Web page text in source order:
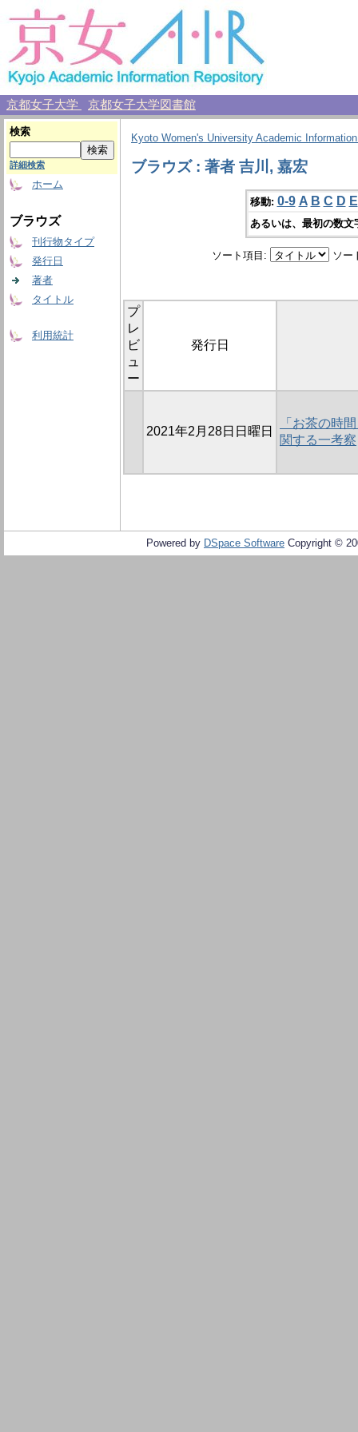
京都女子大学 京都女子大学図書館
検索
詳細検索
ホーム
ブラウズ
刊行物タイプ
発行日
著者
タイトル
利用統計
Kyoto Women's University Academic
ブラウズ : 著者 吉川, 嘉宏
移動: 0-9 A B C D E
あるいは、最初の数
ソート項目: ソー
プ
レ
ビ
ュ
ー
発行日
2021年2月28日日曜日
「お茶の時
関する一考察
Powered by DSpace Software Copyright ©